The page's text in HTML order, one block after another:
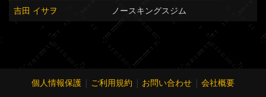
吉田 イサヲ
ノースキングスジム
個人情報保護 | ご利用規約 | お問い合わせ | 会社概要